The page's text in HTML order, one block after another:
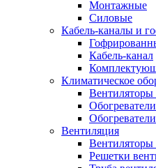
Монтажные
Силовые
Кабель-каналы и
Кабель-канал
Климатическое
Вентиляторы
Вентиляция
Решетки